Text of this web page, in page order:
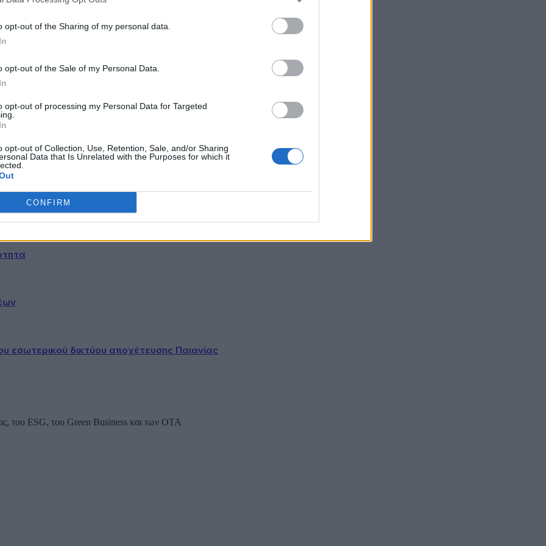
opt-out of the Sharing of my personal data.
opt-out of the Sale of my Personal Data.
opt-out of processing my Personal Data for Targeted
opt-out of Collection, Use, Retention, Sale, and/or Sharing
Data that Is Unrelated with the Purposes for which it
CONFIRM
καταγράφει νέα ανάλυση της διαΝΕΟσις, η οποία συνδέει…
κρίσης
κλίμακα πυροδοτούν οι γεωπολιτικές αναταράξεις στη Μέση…
Οικονομίας Δυτικής Ελλάδας
για όλους
εσωτερικού δικτύου αποχέτευσης Παιανίας
του ESG, του Green Business και των ΟΤΑ